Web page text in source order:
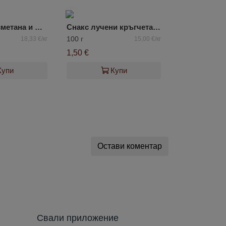
Гренки със сметана и лук Mario
18,33 €/кг
Снакс лучени кръгчета с вкус на сметана Perri
100 г 15,00 €/кг
1,50 €
Купи
Остави коментар
Свали приложение